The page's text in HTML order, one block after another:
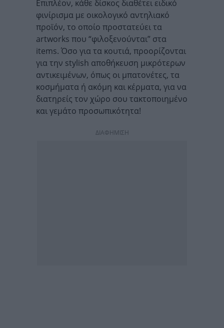
Επιπλέον, κάθε δίσκος διαθέτει ειδικό
φινίρισμα με οικολογικό αντηλιακό
προϊόν, το οποίο προστατεύει τα
artworks που “φιλοξενούνται” στα
items. Όσο για τα κουτιά, προορίζονται
για την stylish αποθήκευση μικρότερων
αντικειμένων, όπως οι μπατονέτες, τα
κοσμήματα ή ακόμη και κέρματα, για να
διατηρείς τον χώρο σου τακτοποιημένο
και γεμάτο προσωπικότητα!
ΔΙΑΦΗΜΙΣΗ